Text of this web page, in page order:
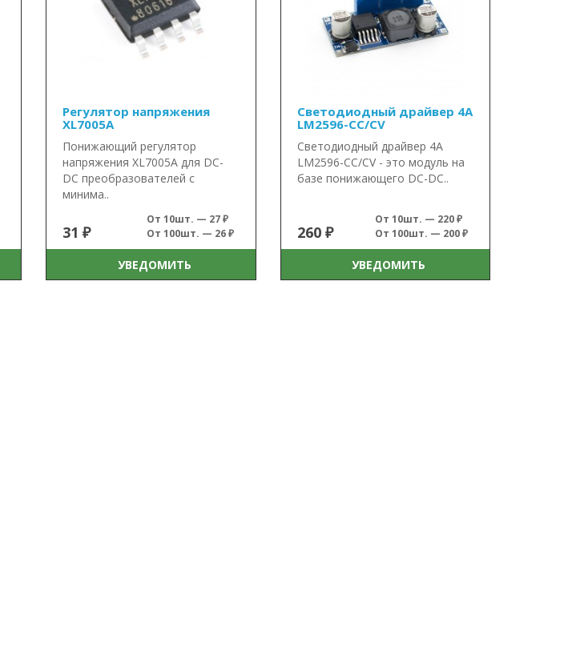
Регулятор напряжения
XL7005A
Понижающий регулятор
напряжения XL7005A для DC-
DC преобразователей с
минима..
31 ₽
От 10шт. — 27 ₽
От 100шт. — 26 ₽
УВЕДОМИТЬ
Светодиодный драйвер 4А
LM2596-CC/CV
Светодиодный драйвер 4А
LM2596-CC/CV - это модуль на
базе понижающего DC-DC..
260 ₽
От 10шт. — 220 ₽
От 100шт. — 200 ₽
УВЕДОМИТЬ